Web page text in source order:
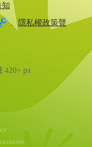
知
、 隱私權政策聲
420+ px